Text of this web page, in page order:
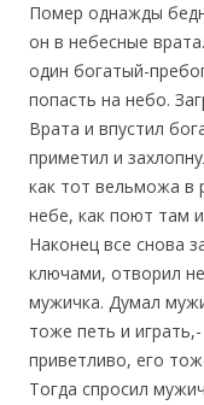
Помер однажды
он в небесные
один богатый-
попасть на небо.
Врата и впустил
приметил и
как тот вельможа в
небе, как поют там
Наконец все снова
ключами, отворил
мужичка. Думал
тоже петь и
приветливо, его
Тогда спросил